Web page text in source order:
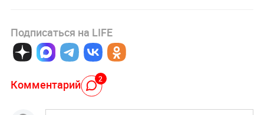
Подписаться на LIFE
Комментарий 2